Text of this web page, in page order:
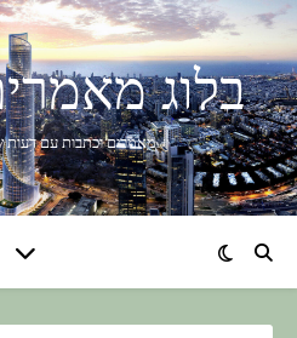
בלוג
מאמרים וכתבות עם דעות